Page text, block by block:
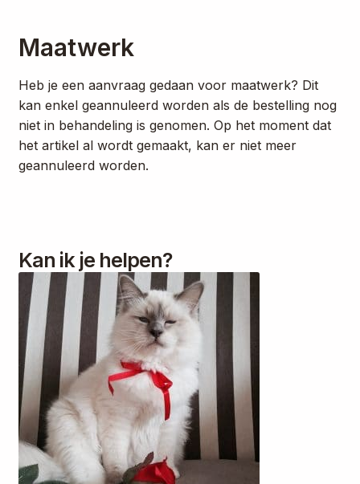
Maatwerk
Heb je een aanvraag gedaan voor maatwerk? Dit
kan enkel geannuleerd worden als de bestelling nog
niet in behandeling is genomen. Op het moment dat
het artikel al wordt gemaakt, kan er niet meer
geannuleerd worden.
Kan ik je helpen?